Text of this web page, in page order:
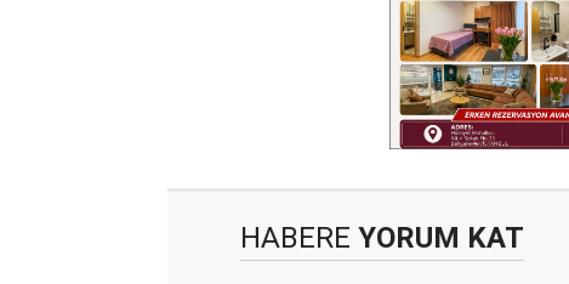
HABERE YORUM KAT